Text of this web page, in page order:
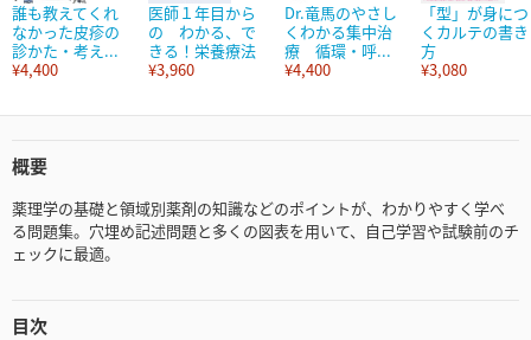
誰も教えてくれ
なかった皮疹の
診かた・考え...
¥4,400
医師１年目から
の わかる、で
きる！栄養療法
¥3,960
Dr.竜馬のやさし
くわかる集中治
療 循環・呼...
¥4,400
「型」が身につ
くカルテの書き
方
¥3,080
概要
薬理学の基礎と領域別薬剤の知識などのポイントが、わかりやすく学べ
る問題集。穴埋め記述問題と多くの図表を用いて、自己学習や試験前のチ
ェックに最適。
目次